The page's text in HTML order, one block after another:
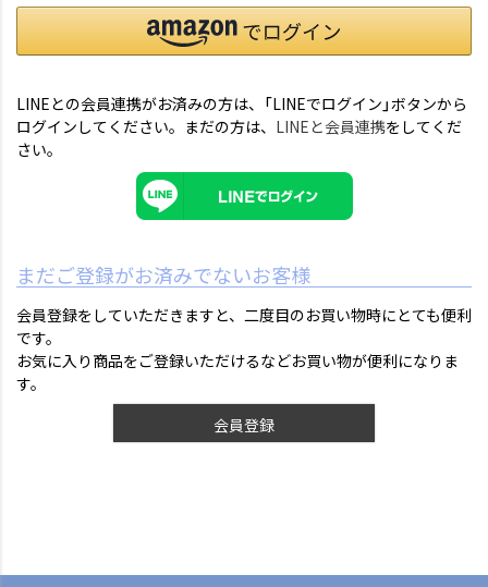
LINEとの会員連携がお済みの方は、「LINEでログイン」ボタンから
ログインしてください。まだの方は、 LINEと会員連携をしてくだ
さい。
まだご登録がお済みでないお客様
会員登録をしていただきますと、二度目のお買い物時にとても便利
です。
お気に入り商品をご登録いただけるなどお買い物が便利になりま
す。
会員登録